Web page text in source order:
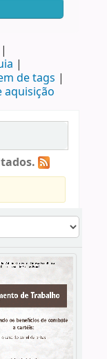
de tags
aquisição